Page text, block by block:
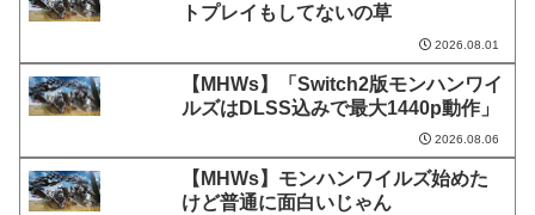
トプレイもしてないの草
2026.08.01
【MHWs】「Switch2版モンハンワイ
ルズはDLSS込みで最大1440p動作」
2026.08.06
【MHWs】モンハンワイルズ始めた
けど普通に面白いじゃん